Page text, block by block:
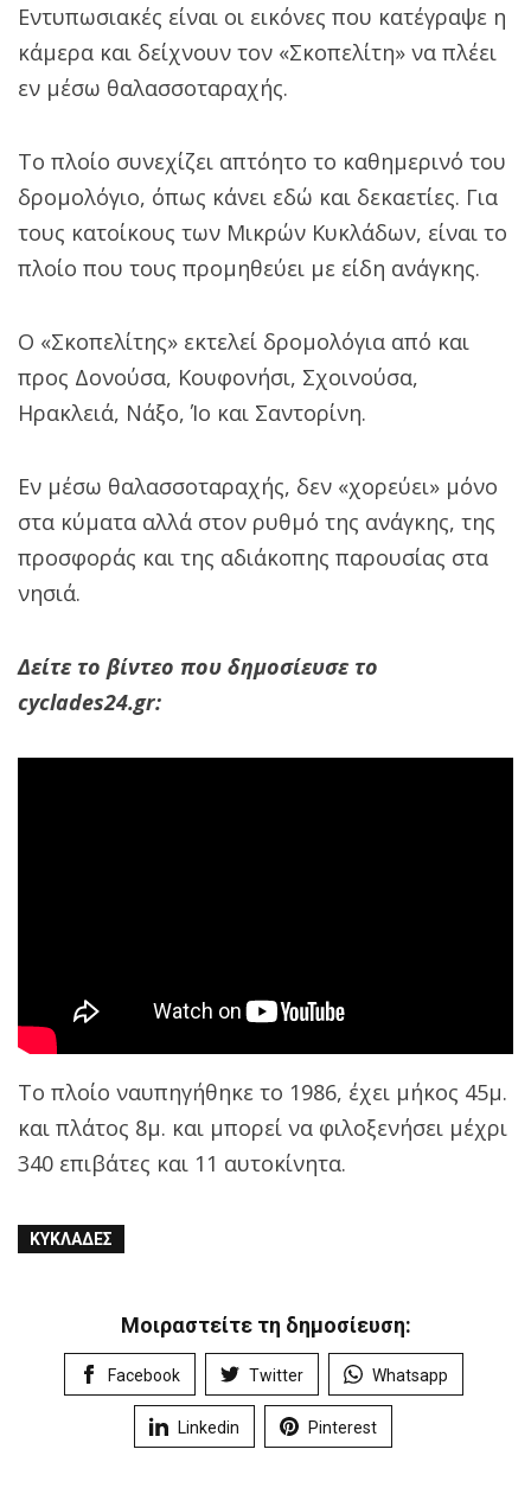
Εντυπωσιακές είναι οι εικόνες που κατέγραψε η
κάμερα και δείχνουν τον «Σκοπελίτη» να πλέει
εν μέσω θαλασσοταραχής.
Το πλοίο συνεχίζει απτόητο το καθημερινό του
δρομολόγιο, όπως κάνει εδώ και δεκαετίες. Για
τους κατοίκους των Μικρών Κυκλάδων, είναι το
πλοίο που τους προμηθεύει με είδη ανάγκης.
Ο «Σκοπελίτης» εκτελεί δρομολόγια από και
προς Δονούσα, Κουφονήσι, Σχοινούσα,
Ηρακλειά, Νάξο, Ίο και Σαντορίνη.
Εν μέσω θαλασσοταραχής, δεν «χορεύει» μόνο
στα κύματα αλλά στον ρυθμό της ανάγκης, της
προσφοράς και της αδιάκοπης παρουσίας στα
νησιά.
Δείτε το βίντεο που δημοσίευσε το
cyclades24.gr:
Το πλοίο ναυπηγήθηκε το 1986, έχει μήκος 45μ.
και πλάτος 8μ. και μπορεί να φιλοξενήσει μέχρι
340 επιβάτες και 11 αυτοκίνητα.
ΚΥΚΛΆΔΕΣ
Μοιραστείτε τη δημοσίευση:
Facebook Twitter Whatsapp
Linkedin Pinterest